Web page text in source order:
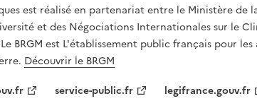
est réalisé en partenariat entre le Ministère de
et des Négociations Internationales sur le
Le BRGM est L'établissement public français pour
Découvrir le BRGM
service-public.fr legifrance.gouv.fr